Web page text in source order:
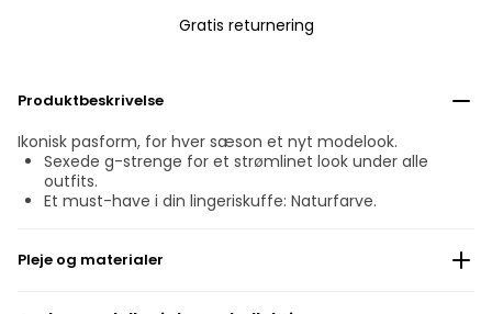
Gratis returnering
Produktbeskrivelse
Ikonisk pasform, for hver sæson et nyt modelook.
Sexede g-strenge for et strømlinet look under alle
outfits.
Et must-have i din lingeriskuffe: Naturfarve.
Pleje og materialer